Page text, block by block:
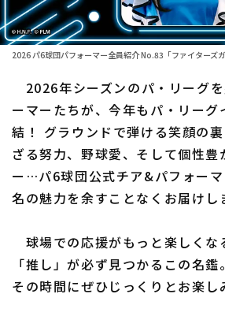
1軍公式戦
ファーム東地区
ファーム中地区
ファーム西地区
交流戦
選手名鑑
北海道日本ハムファイターズ
東北楽天ゴールデンイーグル
埼玉西武ライオンズ
千葉ロッテマリーンズ
オリックス・バファローズ
福岡ソフトバンクホークス
設定
2026 パ6球団パフォーマー全員紹介 No.83「ファイターズ
2026年シーズンのパ・リーグ
ーマーたちが、今年もパ・リーグ
結！ グラウンドで弾ける笑顔の
ざる努力、野球愛、そして個性豊
ー…パ6球団公式チア&パフォー
名の魅力を余すことなくお届けし
球場での応援がもっと楽しくな
「推し」が必ず見つかるこの名
その時間にぜひじっくりとお楽し